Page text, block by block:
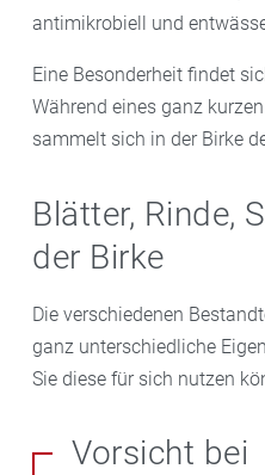
antimikrobiell und
Eine Besonderheit findet
Während eines ganz
sammelt sich in der Birke
Blätter, Rinde,
der Birke
Die verschiedenen
ganz unterschiedliche
Sie diese für sich nutzen
Vorsicht bei